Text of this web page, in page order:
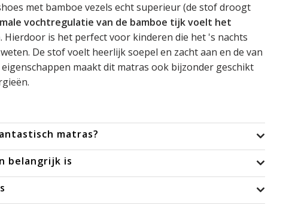
met bamboe vezels echt superieur (de stof droogt
vochtregulatie van de bamboe tijk voelt het
. Hierdoor is het perfect voor kinderen die het 's nachts
De stof voelt heerlijk soepel en zacht aan en de van
maakt dit matras ook bijzonder geschikt
matras?
belangrijk is